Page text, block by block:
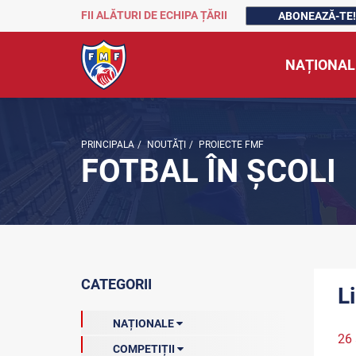
FII ALĂTURI DE ECHIPA ȚĂRII ABONEAZĂ-TE!
PRINCIPALA / NOUTĂŢI / PROIECTE FMF
FOTBAL ÎN ȘCOLI
CATEGORII
NAȚIONALE
COMPETIȚII
26